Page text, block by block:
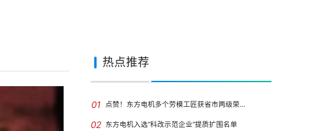
热点推荐
01 点赞！东方电机多个劳模工匠获省市两级荣…
02 东方电机入选“科改示范企业”提质扩围名单